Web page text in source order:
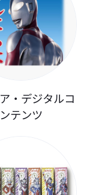
・デジタルコ
ンテンツ